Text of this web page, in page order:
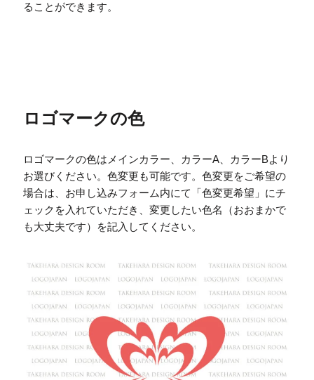
ることができます。
ロゴマークの色
ロゴマークの色はメインカラー、カラーA、カラーBより
お選びください。色変更も可能です。色変更をご希望の
場合は、お申し込みフォーム内にて「色変更希望」にチ
ェックを入れていただき、変更したい色名（おおまかで
も大丈夫です）を記入してください。